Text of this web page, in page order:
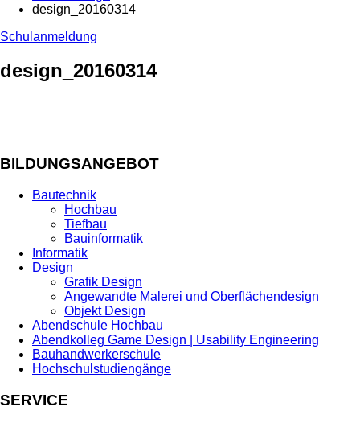
design_20160314
Schulanmeldung
design_20160314
BILDUNGSANGEBOT
Bautechnik
Hochbau
Tiefbau
Bauinformatik
Informatik
Design
Grafik Design
Angewandte Malerei und Oberflächendesign
Objekt Design
Abendschule Hochbau
Abendkolleg Game Design | Usability Engineering
Bauhandwerkerschule
Hochschulstudiengänge
SERVICE